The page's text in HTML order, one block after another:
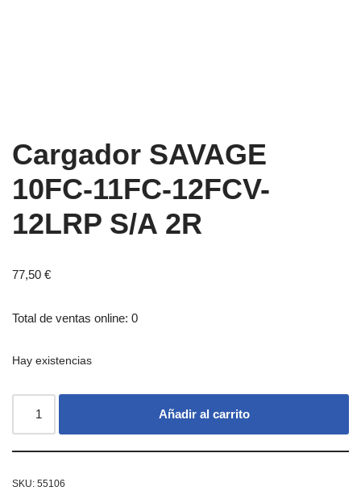
Cargador SAVAGE
10FC-11FC-12FCV-
12LRP S/A 2R
77,50 €
Total de ventas online: 0
Hay existencias
Añadir al carrito
SKU: 55106